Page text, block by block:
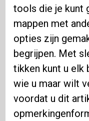
tools die je kunt
mappen met
opties zijn
begrijpen. Met
tikken kunt u elk
wie u maar wilt
voordat u dit